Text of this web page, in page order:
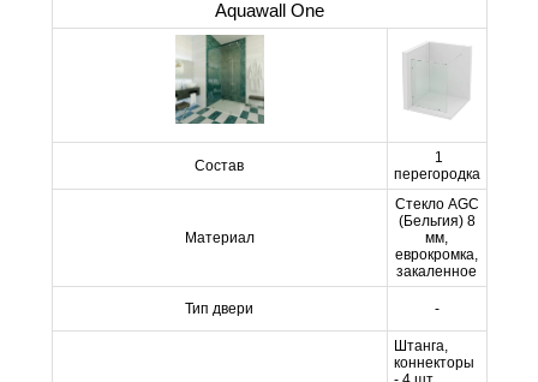
Aquawall One
Состав
1
перегородка
Материал
Стекло AGC
(Бельгия) 8
мм,
еврокромка,
закаленное
Тип двери -
Штанга,
коннекторы